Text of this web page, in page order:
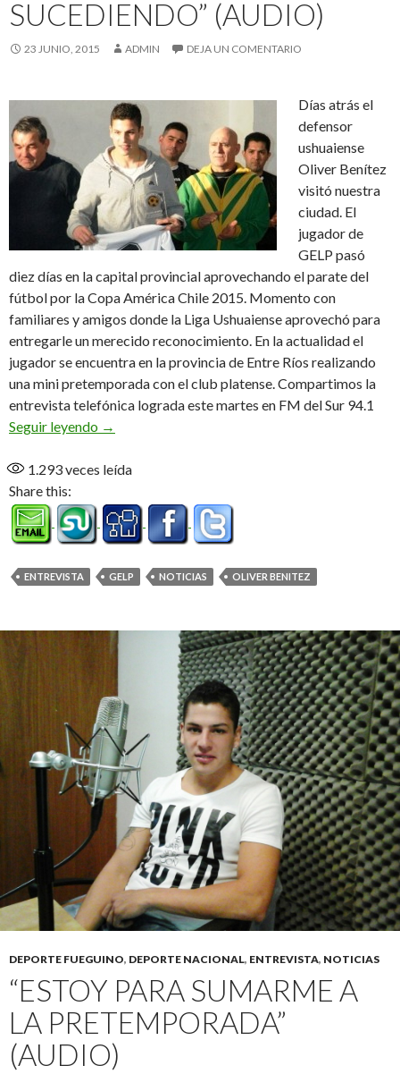
SUCEDIENDO” (AUDIO)
23 JUNIO, 2015 ADMIN DEJA UN COMENTARIO
Días atrás el
defensor
ushuaiense
Oliver Benítez
visitó nuestra
ciudad. El
jugador de
GELP pasó
diez días en la capital provincial aprovechando el parate del
fútbol por la Copa América Chile 2015. Momento con
familiares y amigos donde la Liga Ushuaiense aprovechó para
entregarle un merecido reconocimiento. En la actualidad el
jugador se encuentra en la provincia de Entre Ríos realizando
una mini pretemporada con el club platense. Compartimos la
entrevista telefónica lograda este martes en FM del Sur 94.1
Seguir leyendo “Pedro me dio la confianza para estar, voy a
→
1.293veces leída
Share this:
ENTREVISTA GELP NOTICIAS OLIVER BENITEZ
DEPORTE FUEGUINO, DEPORTE NACIONAL, ENTREVISTA, NOTICIAS
“ESTOY PARA SUMARME A
LA PRETEMPORADA”
(AUDIO)